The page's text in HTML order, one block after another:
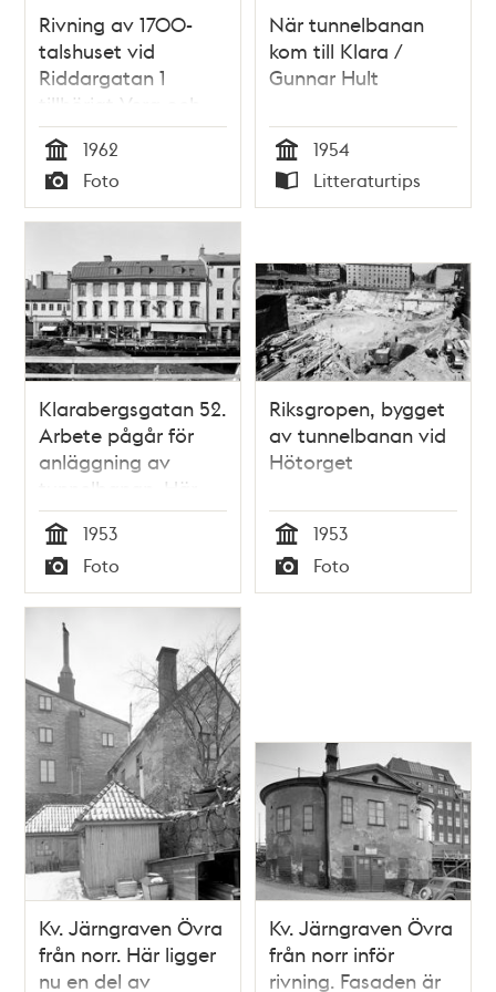
Rivning av 1700-
talshuset vid
Riddargatan 1
tillhörigt Vera och
Naja Cedergren.
Här bereds plats för
tunnelbanan
Tid
1962
Typ
Foto
När tunnelbanan
kom till Klara /
Gunnar Hult
Tid
1954
Typ
Litteraturtips
Klarabergsgatan 52.
Arbete pågår för
anläggning av
tunnelbanan. Här
vid
Klarabergsgatan 50
ligger nu Åhléns
varuhus
Tid
1953
Typ
Foto
Riksgropen, bygget
av tunnelbanan vid
Hötorget
Tid
1953
Typ
Foto
Kv. Järngraven Övra
från norr. Här ligger
nu en del av
Kv. Järngraven Övra
från norr inför
rivning. Fasaden är